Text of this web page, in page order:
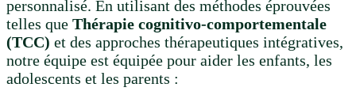
personnalisé. En utilisant des méthodes éprouvées
telles que Thérapie cognitivo-comportementale
(TCC) et des approches thérapeutiques intégratives,
notre équipe est équipée pour aider les enfants, les
adolescents et les parents :